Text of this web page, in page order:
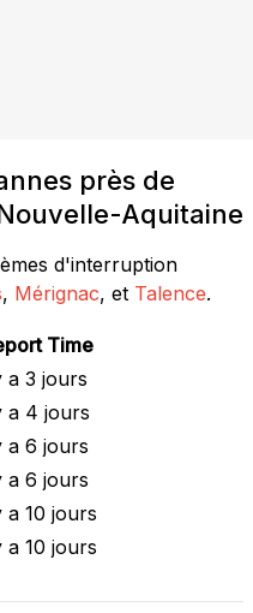
près de
Aquitaine
d'interruption
, Mérignac, et Talence.
Time
a 3 jours
a 4 jours
a 6 jours
a 6 jours
a 10 jours
a 10 jours